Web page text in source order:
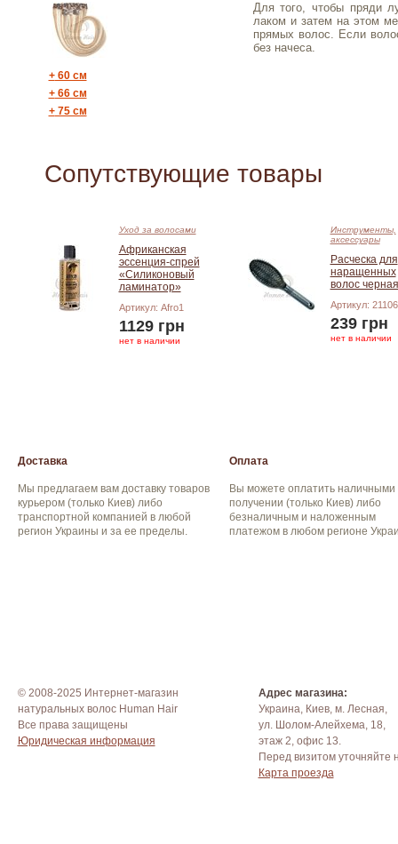
+60 см
+66 см
+75 см
Для того, чтобы пряди
лаком и затем на этом
прямых волос. Если
без начеса.
Сопутствующие товары
Уход за волосами
Африканская
эссенция-спрей
«Силиконовый
ламинатор»
Артикул: Afro1
1129 грн
нет в наличии
Инструменты,
аксессуары
Расческа для
наращенных
волос черная
Артикул:
239 грн
нет в наличии
Доставка
Мы предлагаем вам доставку товаров
курьером (только Киев) либо
транспортной компанией в любой
регион Украины и за ее пределы.
Оплата
Вы можете оплатить наличными
получении (только Киев) либо
безналичным и наложенным
платежом в любом регионе
© 2008-2025 Интернет-магазин
натуральных волос Human Hair
Все права защищены
Юридическая информация
Адрес магазина:
Украина, Киев, м. Лесная,
ул. Шолом-Алейхема, 18,
этаж 2, офис 13.
Перед визитом уточняйте
Карта проезда